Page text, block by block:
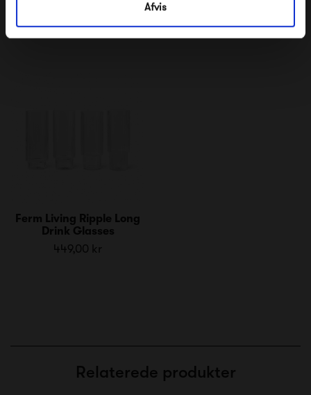
Afvis
Ferm Living Ripple Long
Drink Glasses
449,00 kr
Relaterede produkter